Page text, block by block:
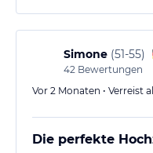
Simone (51-55)
42 Bewertungen
Vor 2 Monaten • Verreist
Die perfekte